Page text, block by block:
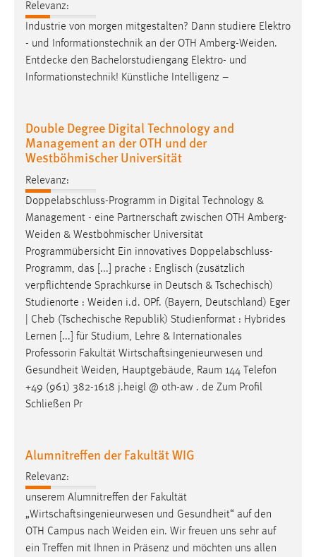
Relevanz:
Industrie von morgen mitgestalten? Dann studiere Elektro
- und Informationstechnik an der OTH Amberg-Weiden.
Entdecke den Bachelorstudiengang Elektro- und
Informationstechnik! Künstliche Intelligenz –
Double Degree Digital Technology and
Management an der OTH und der
Westböhmischer Universität
Relevanz:
Doppelabschluss-Programm in Digital Technology &
Management - eine Partnerschaft zwischen OTH Amberg-
Weiden & Westböhmischer Universität
Programmübersicht Ein innovatives Doppelabschluss-
Programm, das [...] prache : Englisch (zusätzlich
verpflichtende Sprachkurse in Deutsch & Tschechisch)
Studienorte : Weiden i.d. OPf. (Bayern, Deutschland) Eger
| Cheb (Tschechische Republik) Studienformat : Hybrides
Lernen [...] für Studium, Lehre & Internationales
Professorin Fakultät Wirtschaftsingenieurwesen und
Gesundheit Weiden, Hauptgebäude, Raum 144 Telefon
+49 (961) 382-1618 j.heigl @ oth-aw . de Zum Profil
Schließen Pr
Alumnitreffen der Fakultät WIG
Relevanz:
unserem Alumnitreffen der Fakultät
„Wirtschaftsingenieurwesen und Gesundheit“ auf den
OTH Campus nach Weiden ein. Wir freuen uns sehr auf
ein Treffen mit Ihnen in Präsenz und möchten uns allen